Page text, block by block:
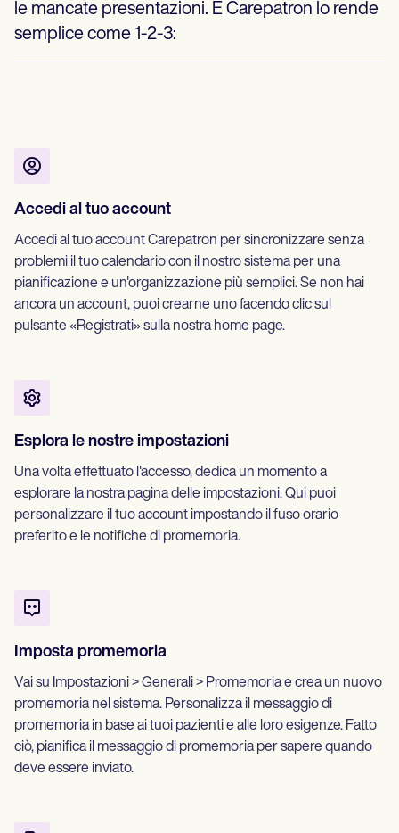
le mancate presentazioni. E Carepatron lo rende
semplice come 1-2-3:
Accedi al tuo account
Accedi al tuo account Carepatron per sincronizzare senza
problemi il tuo calendario con il nostro sistema per una
pianificazione e un'organizzazione più semplici. Se non hai
ancora un account, puoi crearne uno facendo clic sul
pulsante «Registrati» sulla nostra home page.
Esplora le nostre impostazioni
Una volta effettuato l'accesso, dedica un momento a
esplorare la nostra pagina delle impostazioni. Qui puoi
personalizzare il tuo account impostando il fuso orario
preferito e le notifiche di promemoria.
Imposta promemoria
Vai su Impostazioni > Generali > Promemoria e crea un nuovo
promemoria nel sistema. Personalizza il messaggio di
promemoria in base ai tuoi pazienti e alle loro esigenze. Fatto
ciò, pianifica il messaggio di promemoria per sapere quando
deve essere inviato.